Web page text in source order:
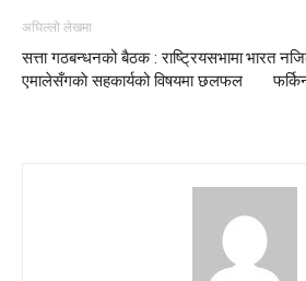
अघिल्लो लेखमा
सत्ता गठबन्धनको बैठक : राष्ट्रियसभामा
एमालेसँगकाे सहकार्यको विषयमा छलफल
भारत